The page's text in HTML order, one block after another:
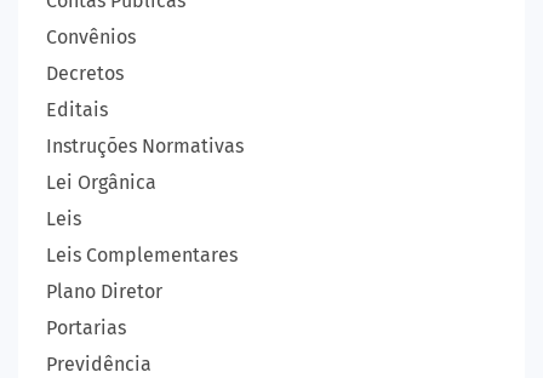
Convênios
Decretos
Editais
Instruções Normativas
Lei Orgânica
Leis
Leis Complementares
Plano Diretor
Portarias
Previdência